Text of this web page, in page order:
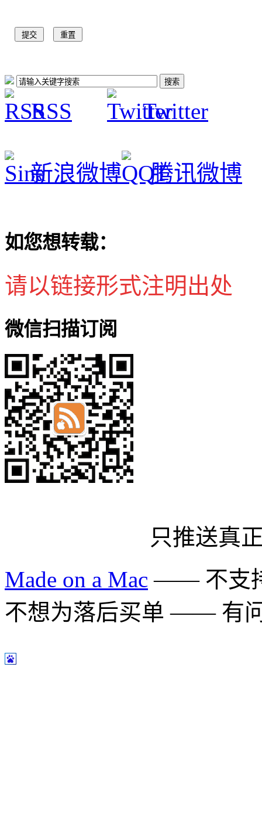
RSS Twitter
新浪微博 腾讯微博
如您想转载：
请以链接形式注明出处
微信扫描订阅
只推送真
Made on a Mac —— 不支
不想为落后买单 —— 有